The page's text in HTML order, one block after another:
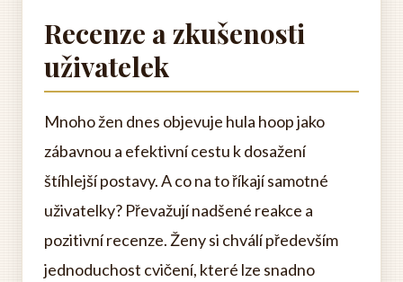
Recenze a zkušenosti
uživatelek
Mnoho žen dnes objevuje hula hoop jako
zábavnou a efektivní cestu k dosažení
štíhlejší postavy. A co na to říkají samotné
uživatelky? Převažují nadšené reakce a
pozitivní recenze. Ženy si chválí především
jednoduchost cvičení, které lze snadno